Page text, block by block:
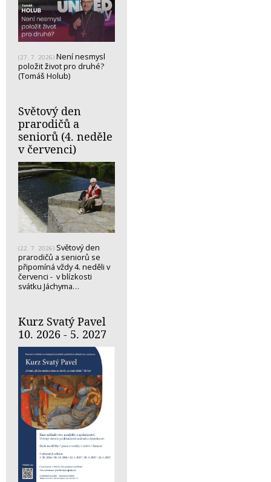
(27. 7. 2026) Není nesmysl
položit život pro druhé?
(Tomáš Holub)
Světový den
prarodičů a
seniorů (4. neděle
v červenci)
(22. 7. 2026) Světový den
prarodičů a seniorů se
připomíná vždy 4. neděli v
červenci - v blízkosti
svátku Jáchyma…
Kurz Svatý Pavel
10. 2026 - 5. 2027